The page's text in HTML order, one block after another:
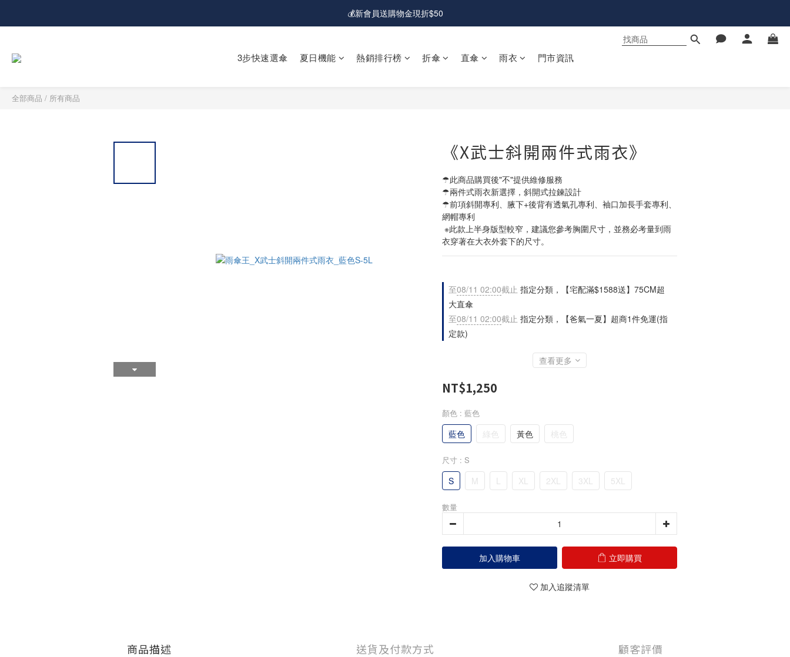
💰新會員送購物金現折$50
🚛免運費｜全館超商&宅配滿額免運
3步快速選傘 夏日機能 熱銷排行榜 折傘 直傘 雨衣 門市資訊
全部商品 / 所有商品
《X武士斜開兩件式雨衣》
☂此商品購買後"不"提供維修服務
☂兩件式雨衣新選擇，斜開式拉鍊設計
☂前項斜開專利、腋下+後背有透氣孔專利、袖口加長手套專利、
網帽專利
衣穿著在大衣外套下的尺寸。
至08/11 02:00截止 指定分類，【宅配滿$1588送】75CM超
大直傘
至08/11 02:00截止 指定分類，【爸氣一夏】超商1件免運(指
定款)
查看更多
NT$1,250
顏色 : 藍色
藍色 綠色 黃色 桃色
尺寸 : S
S M L XL 2XL 3XL 5XL
數量
加入購物車 立即購買
加入追蹤清單
商品描述 送貨及付款方式 顧客評價